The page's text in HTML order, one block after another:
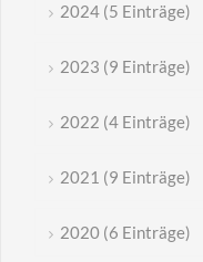
2024 (5 Einträge)
2023 (9 Einträge)
2022 (4 Einträge)
2021 (9 Einträge)
2020 (6 Einträge)